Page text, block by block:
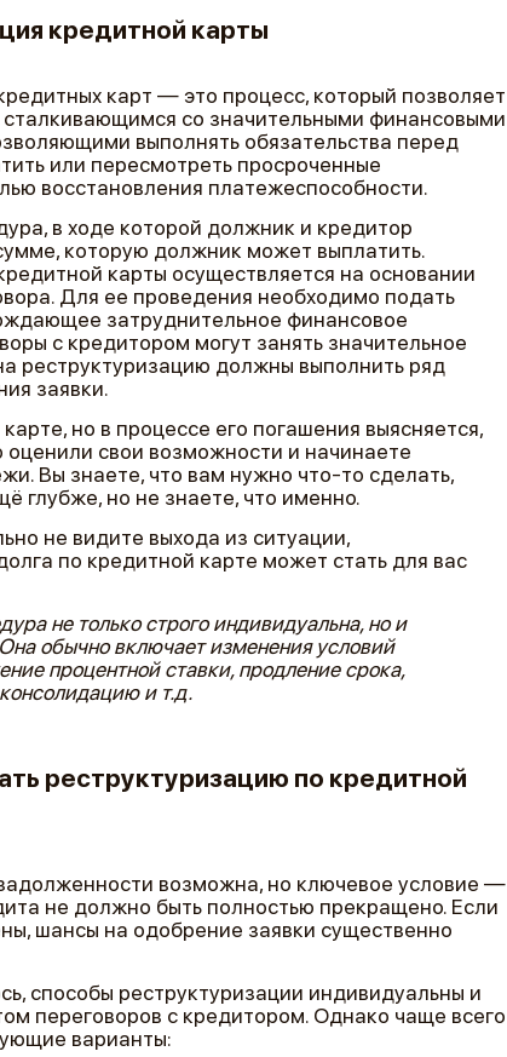
кредитной карты
карт — это процесс, который позволяет
со значительными финансовыми
выполнять обязательства перед
или пересмотреть просроченные
восстановления платежеспособности.
в ходе которой должник и кредитор
которую должник может выплатить.
карты осуществляется на основании
Для ее проведения необходимо подать
затруднительное финансовое
с кредитором могут занять значительное
реструктуризацию должны выполнить ряд
заявки.
но в процессе его погашения выясняется,
оценили свои возможности и начинаете
Вы знаете, что вам нужно что-то сделать,
глубже, но не знаете, что именно.
не видите выхода из ситуации,
по кредитной карте может стать для вас
не только строго индивидуальна, но и
обычно включает изменения условий
процентной ставки, продление срока,
и т.д.
реструктуризацию по кредитной
возможна, но ключевое условие —
не должно быть полностью прекращено. Если
шансы на одобрение заявки существенно
способы реструктуризации индивидуальны и
переговоров с кредитором. Однако чаще всего
варианты: